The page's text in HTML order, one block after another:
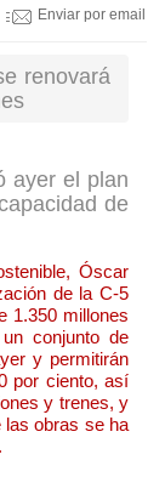
Enviar por email
renovará
ayer el plan
de
Óscar
de la C-5
1.350 millones
conjunto de
y permitirán
por ciento, así
y trenes, y
las obras se ha